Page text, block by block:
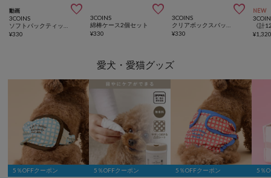
動画 
3COINS
¥330

3COINS
綿棒ケース2個セット
¥330

3COINS
¥330
NEW
¥
愛犬・愛猫グッズ
5％OFFクーポン 5％OFFクーポン 5％OFFクーポン 5％